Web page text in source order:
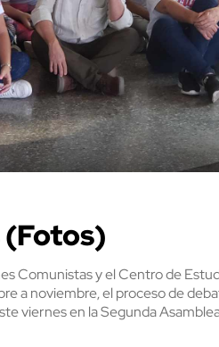
(Fotos)
Comunistas y el Centro de
a noviembre, el proceso de
viernes en la Segunda